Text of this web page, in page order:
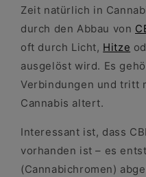
Zeit natürlich in
durch den Abbau von
oft durch Licht, Hitze
ausgelöst wird. Es
Verbindungen und tritt
Cannabis altert.
Interessant ist, dass
vorhanden ist – es
(Cannabichromen)